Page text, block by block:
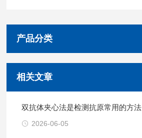
产品分类
相关文章
双抗体夹心法是检测抗原常用的方法
2026-06-05